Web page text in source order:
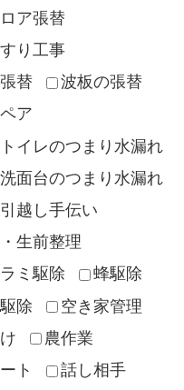
ア張替
り工事
替
波板の張替
ア
トイレのつまり水漏れ
洗面台のつまり水漏れ
引越し手伝い
生前整理
ミ駆除
蜂駆除
除
空き家管理
農作業
ト
話し相手